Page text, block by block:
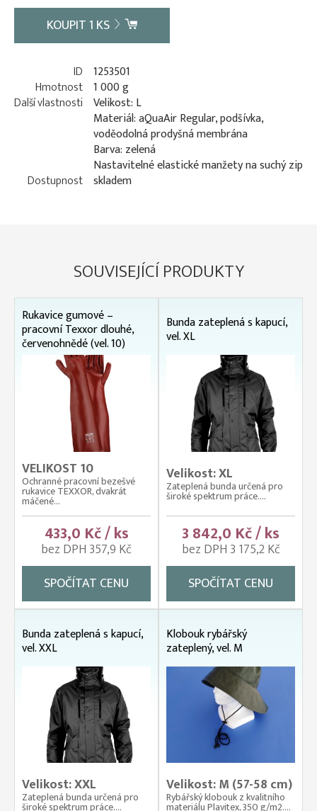
KOUPIT1 KS
ID 1253501
Hmotnost 1 000 g
Další vlastnosti Velikost: L
Materiál: aQuaAir Regular, podšívka,
voděodolná prodyšná membrána
Barva: zelená
Nastavitelné elastické manžety na suchý zip
Dostupnost skladem
SOUVISEJÍCÍ PRODUKTY
Rukavice gumové –
pracovní Texxor dlouhé,
červenohnědé (vel. 10)
VELIKOST 10
Ochranné pracovní bezešvé
rukavice TEXXOR, dvakrát
máčené...
433,0 Kč / ks
bez DPH 357,9 Kč
SPOČÍTAT CENU
Bunda zateplená s kapucí,
vel. XL
Velikost: XL
Zateplená bunda určená pro
široké spektrum práce....
3 842,0 Kč / ks
bez DPH 3 175,2 Kč
SPOČÍTAT CENU
Bunda zateplená s kapucí,
vel. XXL
Velikost: XXL
Zateplená bunda určená pro
široké spektrum práce....
Klobouk rybářský
zateplený, vel. M
Velikost: M (57-58 cm)
Rybářský klobouk z kvalitního
materiálu Plavitex, 350 g/m2....